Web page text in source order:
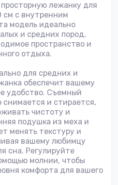
лежанку для
см с внутренним
модель идеально
и средних пород,
пространство и
отдыха.
для средних и
обеспечит вашему
удобство. Съемный
снимается и стирается,
чистоту и
подушка из меха и
менять текстуру и
вашему любимцу
сна. Регулируйте
молнии, чтобы
комфорта для вашего